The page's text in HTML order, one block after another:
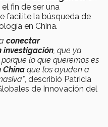
fin de ser una
facilite la búsqueda de
en China.
conectar
investigación , que ya
, porque lo que queremos es
China que los ayuden a
, describió Patricia
de Innovación del